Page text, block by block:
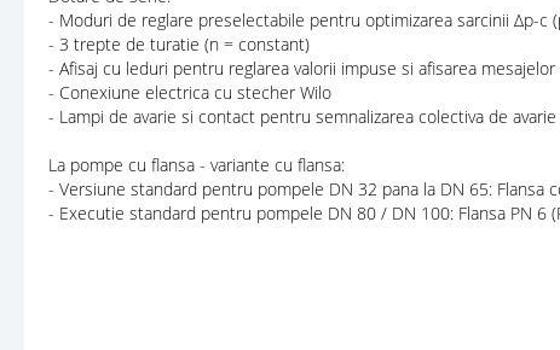
- Moduri de reglare preselectabile pentru optimizarea sarcinii Δp-c
- 3 trepte de turatie (n = constant)
- Afisaj cu leduri pentru reglarea valorii impuse si afisarea
- Conexiune electrica cu stecher Wilo
- Lampi de avarie si contact pentru semnalizarea colectiva de avarie
La pompe cu flansa - variante cu flansa:
- Versiune standard pentru pompele DN 32 pana la DN 65:
- Executie standard pentru pompele DN 80 / DN 100: Flansa PN